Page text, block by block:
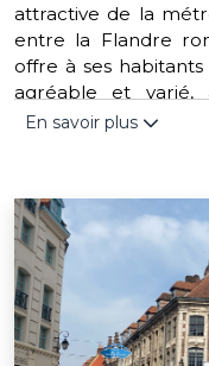
attractive de la
entre la Flandre
offre à ses
agréable et varié,
espaces de loisirs,
commune, on peut
Marie-Madeleine, le
parc du Romarin.
des événements
l'année, comme la
ou le marché de
destination idéale
En savoir plus